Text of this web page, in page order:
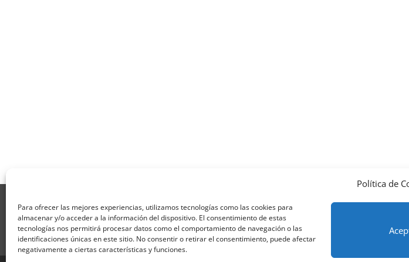
Política de
Para ofrecer las mejores experiencias, utilizamos tecnologías como las cookies para
almacenar y/o acceder a la información del dispositivo. El consentimiento de estas
tecnologías nos permitirá procesar datos como el comportamiento de navegación o las
identificaciones únicas en este sitio. No consentir o retirar el consentimiento, puede afectar
negativamente a ciertas características y funciones.
Términos y condiciones – Contrato de
Formulario de Datos necesarios para alta
Métodos de pago SEQURA
Formulario de responsabilidad de APPCC
Plantilla formación bonificada
Encuesta
Contacto Centros colaboradores